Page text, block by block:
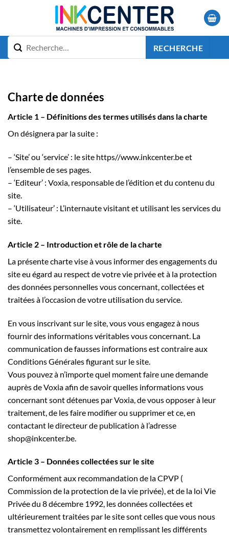
RECHERCHE
Charte de données
Article 1 – Définitions des termes utilisés dans la charte
On désignera par la suite :
– ‘Site’ ou ‘service’ : le site https//www.inkcenter.be et
l’ensemble de ses pages.
– ‘Editeur’ : Voxia, responsable de l’édition et du contenu du
site.
– ‘Utilisateur’ : L’internaute visitant et utilisant les services du
site.
Article 2 – Introduction et rôle de la charte
La présente charte vise à vous informer des engagements du
site eu égard au respect de votre vie privée et à la protection
des données personnelles vous concernant, collectées et
traitées à l’occasion de votre utilisation du service.
En vous inscrivant sur le site, vous vous engagez à nous
fournir des informations véritables vous concernant. La
communication de fausses informations est contraire aux
Conditions Générales figurant sur le site.
Vous pouvez à n’importe quel moment faire une demande
auprès de Voxia afin de savoir quelles informations vous
concernant sont détenues par Voxia, de vous opposer à leur
traitement, de les faire modifier ou supprimer et ce, en
contactant le directeur de publication à l’adresse
shop@inkcenter.be.
Article 3 – Données collectées sur le site
Conformément aux recommandation de la CPVP (
Commission de la protection de la vie privée), et de la loi Vie
Privée du 8 décembre 1992, les données collectées et
ultérieurement traitées par le site sont celles que vous nous
transmettez volontairement en remplissant les différents